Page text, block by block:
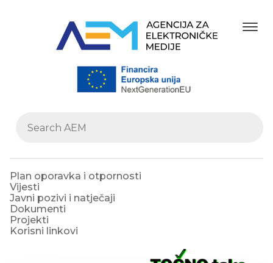
Plan oporavka i otpornosti
Vijesti
Javni pozivi i natječaji
Dokumenti
Projekti
Korisni linkovi